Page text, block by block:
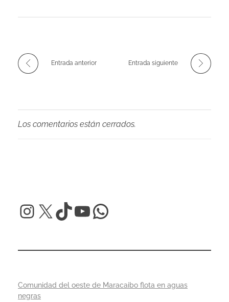
Entrada anterior Entrada siguiente
Los comentarios están cerrados.
Comunidad del oeste de Maracaibo flota en aguas
negras